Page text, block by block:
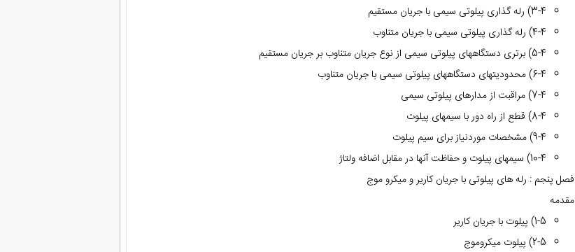
3-4) رله گذاری پیلوتی سیمی با جریان مستقیم
4-4) رله گذاری پیلوتی سیمی با جریان متناوب
5-4) برتری دستگاههای پیلوتی سیمی از نوع جریان متناوب بر جریان مستقیم
6-4) محدودیتهای دستگاههای پیلوتی سیمی با جریان متناوب
7-4) مراقبت از مدارهای پیلوتی سیمی
8-4) قطع از راه دور با سیمهای پیلوت
9-4) مشخصات موردنیاز برای سیم پیلوت
10-4) سیمهای پیلوت و حفاظت آنها در مقابل اضافه ولتاژ
فصل پنجم : رله های پیلوتی با جریان کاریر و میکرو موج
مقدمه
1-5) پیلوت با جریان کاریر
2-5) پیلوت میکروموج